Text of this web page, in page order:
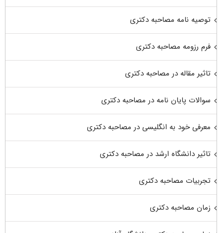
توصیه نامه مصاحبه دکتری
فرم رزومه مصاحبه دکتری
تاثیر مقاله در مصاحبه دکتری
سوالات پایان نامه در مصاحبه دکتری
معرفی خود به انگلیسی در مصاحبه دکتری
تاثیر دانشگاه ارشد در مصاحبه دکتری
تجربیات مصاحبه دکتری
زمان مصاحبه دکتری